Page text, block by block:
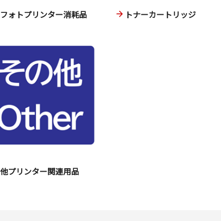
ォトプリンター消耗品 トナーカートリッジ
プリンター関連用品